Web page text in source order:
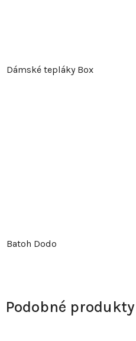
Dámské tepláky Box
Batoh Dodo
Podobné produkty